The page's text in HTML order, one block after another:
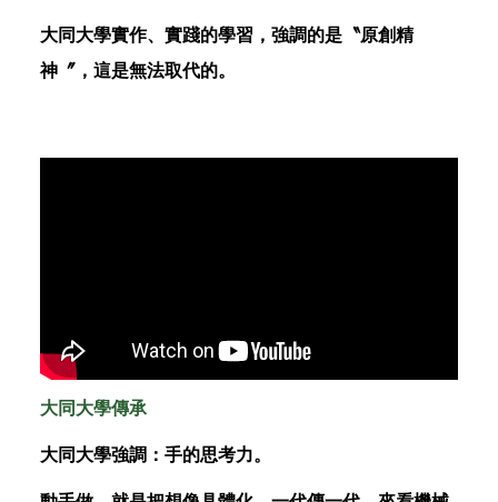
大同大學實作、實踐的學習，強調的是〝原創精
神〞，這是無法取代的。
大同大學傳承
大同大學強調：手的思考力。